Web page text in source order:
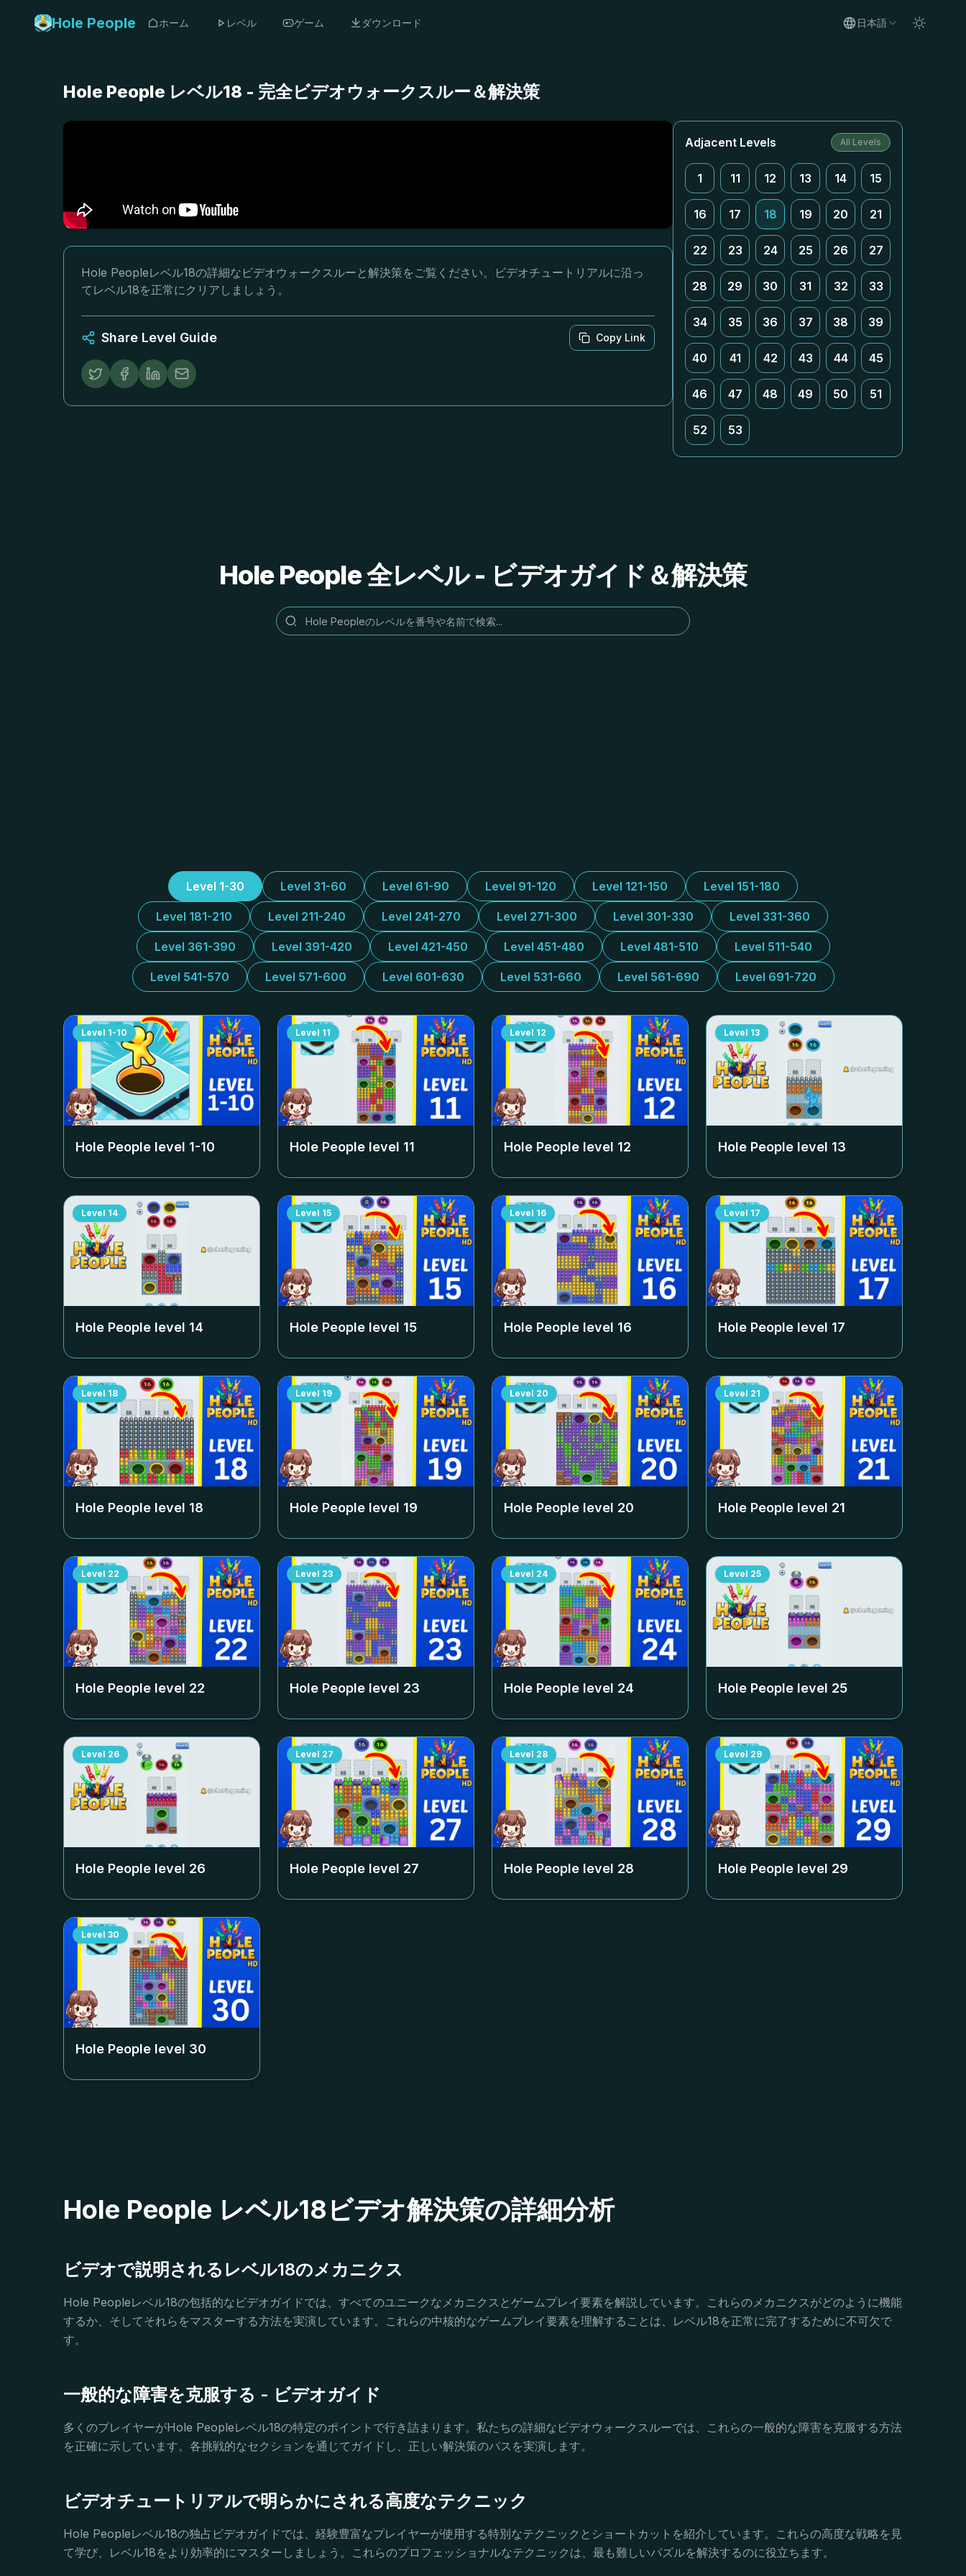
Hole People ホーム レベル ゲーム ダウンロード 日本語
Hole People レベル18 - 完全ビデオウォークスルー＆解決策
Hole Peopleレベル18の詳細なビデオウォークスルーと解決策をご覧ください。ビデオチュートリアルに沿っ
てレベル18を正常にクリアしましょう。
Share Level Guide Copy Link
Adjacent Levels All Levels
1 11 12 13 14 15
16 17 18 19 20 21
22 23 24 25 26 27
28 29 30 31 32 33
34 35 36 37 38 39
40 41 42 43 44 45
46 47 48 49 50 51
52 53
Hole People 全レベル - ビデオガイド＆解決策
Level 1-30 Level 31-60 Level 61-90 Level 91-120 Level 121-150 Level 151-180
Level 181-210 Level 211-240 Level 241-270 Level 271-300 Level 301-330 Level 331-360
Level 361-390 Level 391-420 Level 421-450 Level 451-480 Level 481-510 Level 511-540
Level 541-570 Level 571-600 Level 601-630 Level 531-660 Level 561-690 Level 691-720
Level 1-10
Hole People level 1-10
Level 11
Hole People level 11
Level 12
Hole People level 12
Level 13
Hole People level 13
Level 14
Hole People level 14
Level 15
Hole People level 15
Level 16
Hole People level 16
Level 17
Hole People level 17
Level 18
Hole People level 18
Level 19
Hole People level 19
Level 20
Hole People level 20
Level 21
Hole People level 21
Level 22
Hole People level 22
Level 23
Hole People level 23
Level 24
Hole People level 24
Level 25
Hole People level 25
Level 26
Hole People level 26
Level 27
Hole People level 27
Level 28
Hole People level 28
Level 29
Hole People level 29
Level 30
Hole People level 30
Hole People レベル18ビデオ解決策の詳細分析
ビデオで説明されるレベル18のメカニクス
Hole Peopleレベル18の包括的なビデオガイドでは、すべてのユニークなメカニクスとゲームプレイ要素を解説しています。これらのメカニクスがどのように機能
するか、そしてそれらをマスターする方法を実演しています。これらの中核的なゲームプレイ要素を理解することは、レベル18を正常に完了するために不可欠で
す。
一般的な障害を克服する - ビデオガイド
多くのプレイヤーがHole Peopleレベル18の特定のポイントで行き詰まります。私たちの詳細なビデオウォークスルーでは、これらの一般的な障害を克服する方法
を正確に示しています。各挑戦的なセクションを通じてガイドし、正しい解決策のパスを実演します。
ビデオチュートリアルで明らかにされる高度なテクニック
Hole Peopleレベル18の独占ビデオガイドでは、経験豊富なプレイヤーが使用する特別なテクニックとショートカットを紹介しています。これらの高度な戦略を見
て学び、レベル18をより効率的にマスターしましょう。これらのプロフェッショナルなテクニックは、最も難しいパズルを解決するのに役立ちます。